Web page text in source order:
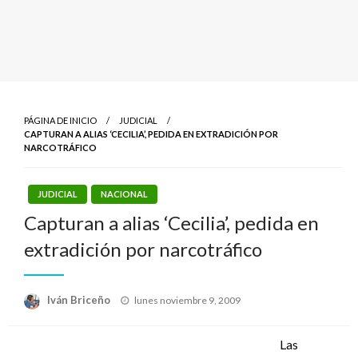
PÁGINA DE INICIO
JUDICIAL
CAPTURAN A ALIAS ‘CECILIA’, PEDIDA EN EXTRADICIÓN POR
NARCOTRÁFICO
JUDICIAL NACIONAL
Capturan a alias ‘Cecilia’, pedida en
extradición por narcotráfico
Iván Briceño
Publicado
lunes noviembre 9, 2009
Las